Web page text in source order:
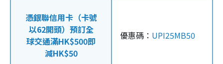
憑銀聯信用卡（卡號
以62開頭）預訂全
球交通滿HK$500即
減HK$50
優惠碼： UPI25MB50